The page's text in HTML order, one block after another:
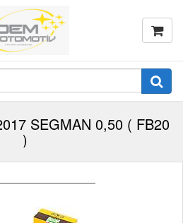
SEGMAN 0,50 ( FB20
)